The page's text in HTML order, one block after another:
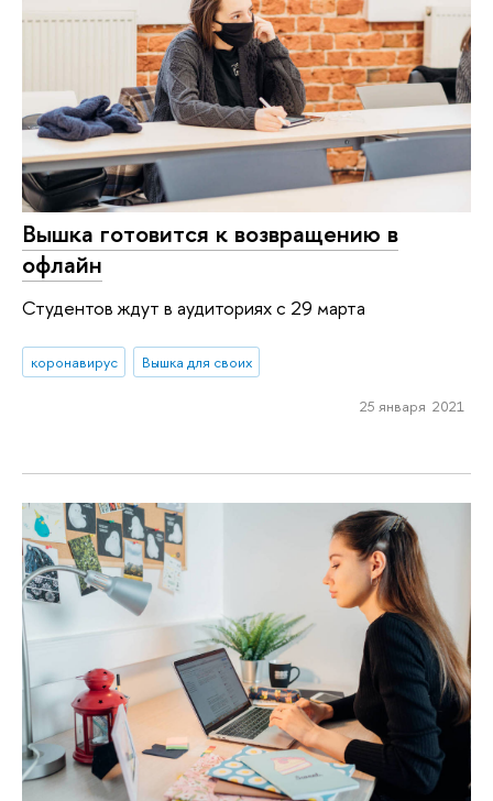
Вышка готовится к возвращению в
офлайн
Студентов ждут в аудиториях с 29 марта
коронавирус Вышка для своих
25 января 2021